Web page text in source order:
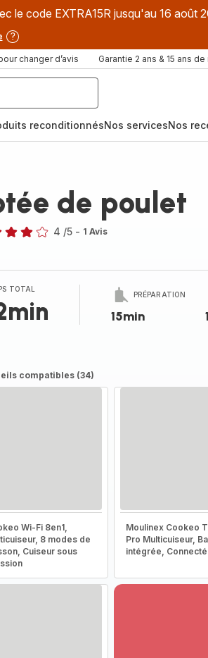
le code EXTRA15R jusqu'au 16 août
changer d’avis Garantie 2 ans & 15 ans
reconditionnésNos servicesNos
de poulet
4 /5 - 1 Avis
TOTAL
PRÉPARATION
15min
compatibles (34)
Wi-Fi 8en1,
8 modes de
Cuiseur sous
Moulinex Cookeo
Pro Multicuiseur,
intégrée, Connecté